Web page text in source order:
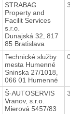
STRABAG
Property and
Facilit Services
s.r.o.
Dunajská 32, 817
85 Bratislava
Technické služby
mesta Humenné
Sninska 27/1018,
066 01 Humenné
Š-AUTOSERVIS
Vranov, s.r.o.
Mierová 5457/83